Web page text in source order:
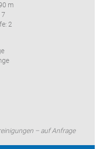
m
2
– auf Anfrage